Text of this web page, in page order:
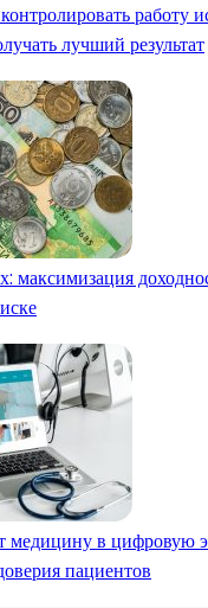
работу
лучший результат
максимизация
медицину в цифровую
пациентов